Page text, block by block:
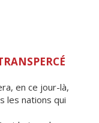
en ce jour-là,
les nations qui